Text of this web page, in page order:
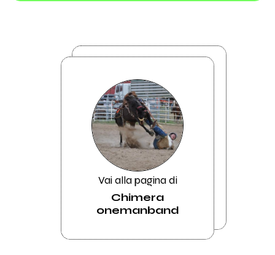
Vai alla pagina di
Chimera
onemanband